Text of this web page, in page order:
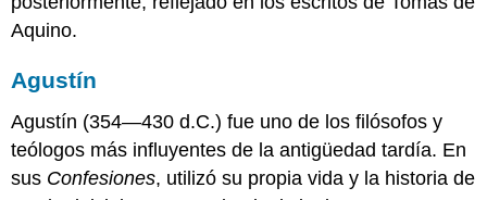
Aquino.
Agustín
Agustín (354—430 d.C.) fue uno de los filósofos y
teólogos más influyentes de la antigüedad tardía. En
sus Confesiones, utilizó su propia vida y la historia de